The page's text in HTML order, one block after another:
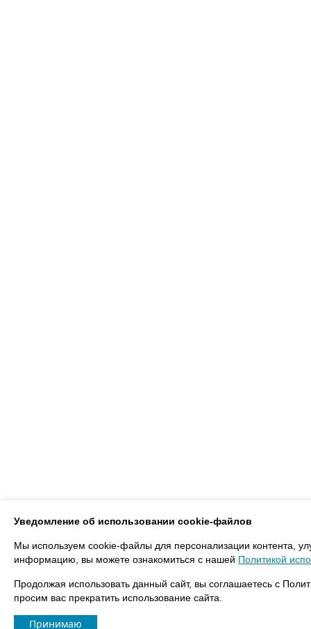
Уведомление об использовании cookie-файлов
Мы используем cookie-файлы для персонализации контента,
информацию, вы можете ознакомиться с нашей Политикой
Продолжая использовать данный сайт, вы соглашаетесь с
просим вас прекратить использование сайта.
Принимаю